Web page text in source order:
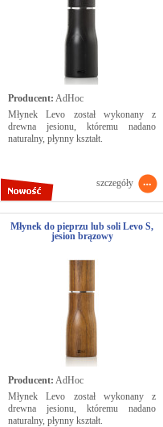
Producent: AdHoc
Młynek Levo został wykonany z
drewna jesionu, któremu nadano
naturalny, płynny kształt.
szczegóły
Młynek do pieprzu lub soli Levo S,
jesion brązowy
Producent: AdHoc
Młynek Levo został wykonany z
drewna jesionu, któremu nadano
naturalny, płynny kształt.